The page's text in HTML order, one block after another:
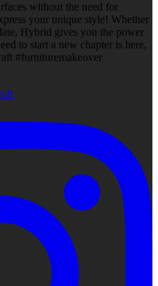
without the need for
your unique style! Whether
Hybrid gives you the power
to start a new chapter is here,
#furnituremakeover